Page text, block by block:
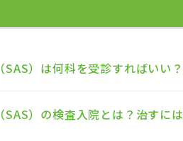
SAS）は何科を受診すればいい？
SAS）の検査入院とは？治すには